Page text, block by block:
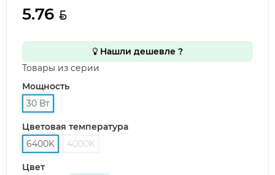
5.76
Нашли дешевле ?
Товары из серии
Мощность
30 Вт
Цветовая температура
6400K
4000K
Цвет